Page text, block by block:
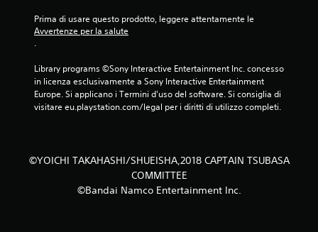
Prima di usare questo prodotto, leggere attentamente le
Avvertenze per la salute
.
Library programs ©Sony Interactive Entertainment Inc. concesso
in licenza esclusivamente a Sony Interactive Entertainment
Europe. Si applicano i Termini d'uso del software. Si consiglia di
visitare eu.playstation.com/legal per i diritti di utilizzo completi.
©YOICHI TAKAHASHI/SHUEISHA,2018 CAPTAIN TSUBASA
COMMITTEE
©Bandai Namco Entertainment Inc.